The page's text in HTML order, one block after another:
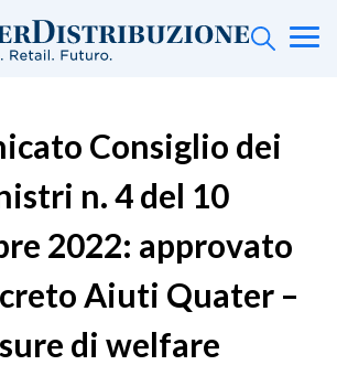
Consiglio dei
n. 4 del 10
2022: approvato
Aiuti Quater –
di welfare